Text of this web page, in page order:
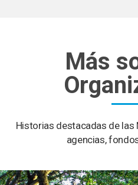
Más
Historias destacadas de las
agencias,